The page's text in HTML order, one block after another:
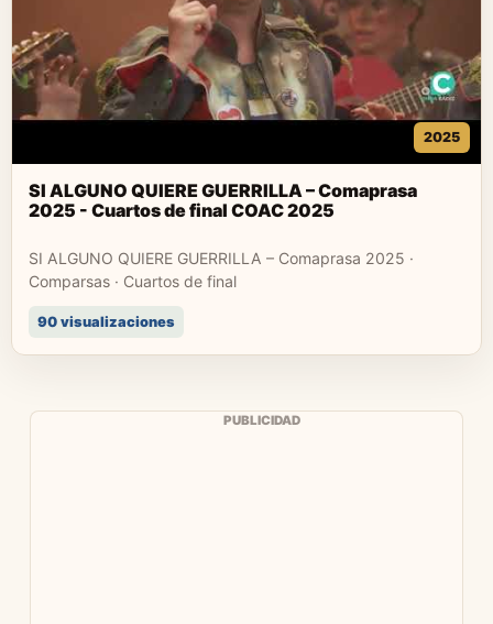
2025
SI ALGUNO QUIERE GUERRILLA – Comaprasa
2025 - Cuartos de final COAC 2025
SI ALGUNO QUIERE GUERRILLA – Comaprasa 2025 ·
Comparsas · Cuartos de final
90 visualizaciones
PUBLICIDAD